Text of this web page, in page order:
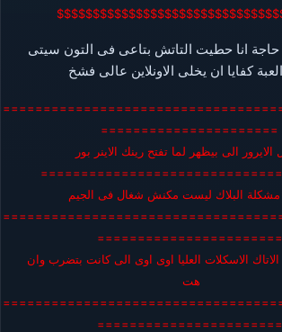
انا حطيت التاتش بتاعى فى التون سيتى
كفايا ان يخلى الاونلاين عالى فشخ
======================
الى بيظهر لما تفتح رينك الاينر بور
البلاك ليست مكنش شغال فى الجيم
=======================
الاسكلات العليا اوى اوى الى كانت بتضرب وان
هت
=======================